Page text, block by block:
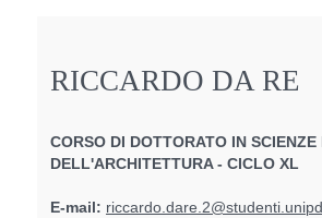
RICCARDO DA RE
CORSO DI DOTTORATO IN
DELL'ARCHITETTURA - CICLO XL
E-mail: